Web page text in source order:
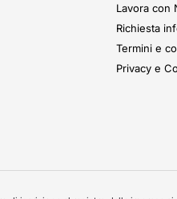
Lavora con
Richiesta
Termini e
Privacy e